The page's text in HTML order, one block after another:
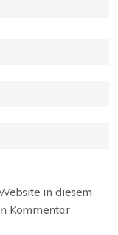
in diesem
Kommentar